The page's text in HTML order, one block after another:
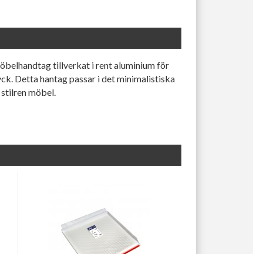
tillverkat i rent aluminium för
Detta hantag passar i det minimalistiska
möbel.